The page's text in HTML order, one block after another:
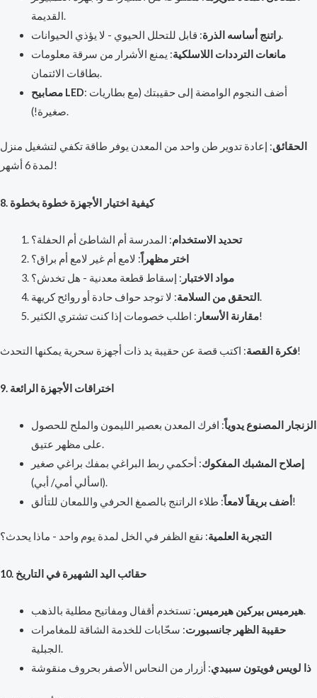
القديمة.
راتنج أساسه الذرة: قابل للتحلل الحيوي - لا يؤذي الحيوانات.
مانعات الترددات اللاسلكية: يمنع الأشرار من سرقة معلومات
بطاقات الائتمان.
مصابيح LED: أضف النجوم الوامضة إلى حقيبتك (مع بطاريات
صغيرة!).
الحقائق: إعادة تدوير طن واحد من المعدن يوفر طاقة تكفي لتشغيل منزل
لمدة 6 أشهر!
8. كيفية اختيار الأجهزة خطوة بخطوة
تحديد الاستخدام: المدرسة أم الشاطئ أم الحفلة؟
اختر مظهراً : لامع أم غير لامع أم براق؟
مواد الاختبار : إسقاط قطعة معدنية - هل تخدش؟
التحقق من السلامة : لا توجد حواف حادة أو روائح كريهة.
مقارنة الأسعار: اطلب خصومات إذا كنت تشتري الكثير!
فكرة القصة: اكتب قصة عن حقيبة يد ذات أجهزة سحرية يمكنها التحدث!
9. اختراقات الأجهزة الرائعة
الزنجار المصنوع يدوياً: افرك المعدن بعصير الليمون والملح للحصول
على مظهر عتيق.
إصلاح المشبك المفكوك: أحكمي ربط البراغي بمفك براغي صغير
(اسألي أمي/ أبي).
أضف بريقاً لامعاً: طلاء الراتنج بالصمغ الحرفي واللمعان للتألق!
التجربة العلمية: نقع الظفر في الخل لمدة يوم واحد - ماذا يحدث؟
10. حقائب اليد الشهيرة في التاريخ
هيرميس بيركين هيرميس: تستخدم أقفال ومفاتيح مطلية بالذهب.
حقيبة الظهر جانسبورت: سحّابات للخدمة الشاقة للمغامرات
الجبلية.
ذا لويس فويتون سبيدي: أزرار من النحاس الأصفر بحروف منقوشة